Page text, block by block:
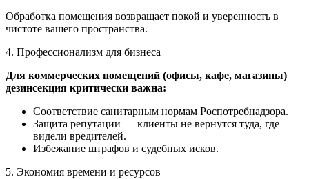
Обработка помещения возвращает покой и уверенность в
чистоте вашего пространства.
4. Профессионализм для бизнеса
Для коммерческих помещений (офисы, кафе, магазины)
дезинсекция критически важна:
Соответствие санитарным нормам Роспотребнадзора.
Защита репутации — клиенты не вернутся туда, где
видели вредителей.
Избежание штрафов и судебных исков.
5. Экономия времени и ресурсов